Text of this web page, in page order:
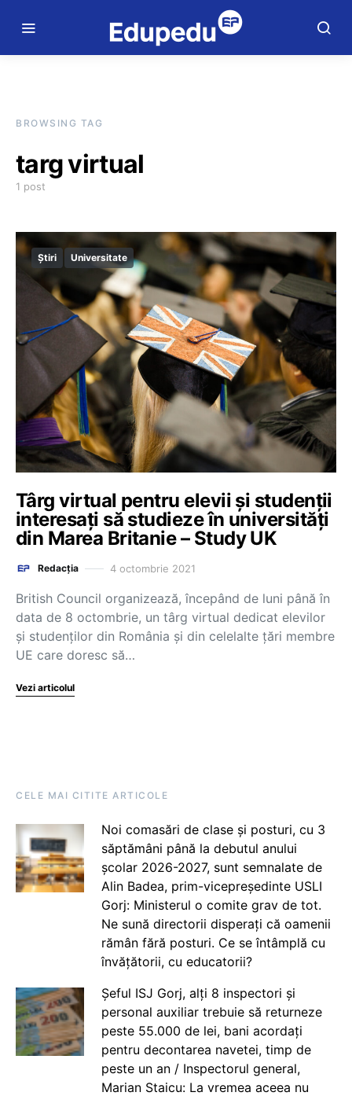
BROWSING TAG
targ virtual
1 post
Știri Universitate
Târg virtual pentru elevii și studenții
interesați să studieze în universități
din Marea Britanie – Study UK
Redacția 4 octombrie 2021
British Council organizează, începând de luni până în
data de 8 octombrie, un târg virtual dedicat elevilor
și studenților din România și din celelalte țări membre
UE care doresc să…
Vezi articolul
CELE MAI CITITE ARTICOLE
Noi comasări de clase și posturi, cu 3
săptămâni până la debutul anului
școlar 2026-2027, sunt semnalate de
Alin Badea, prim-vicepreședinte USLI
Gorj: Ministerul o comite grav de tot.
Ne sună directorii disperați că oamenii
rămân fără posturi. Ce se întâmplă cu
învățătorii, cu educatorii?
Șeful ISJ Gorj, alți 8 inspectori și
personal auxiliar trebuie să returneze
peste 55.000 de lei, bani acordați
pentru decontarea navetei, timp de
peste un an / Inspectorul general,
Marian Staicu: La vremea aceea nu